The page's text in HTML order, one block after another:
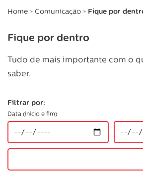
Home > Comunicação > Fique por
Fique por dentro
Tudo de mais importante com o
saber.
Filtrar por:
Data (início e fim)